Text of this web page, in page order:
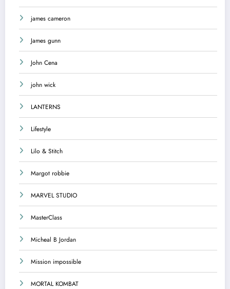
james cameron
James gunn
John Cena
john wick
LANTERNS
Lifestyle
Lilo & Stitch
Margot robbie
MARVEL STUDIO
MasterClass
Micheal B Jordan
Mission impossible
MORTAL KOMBAT